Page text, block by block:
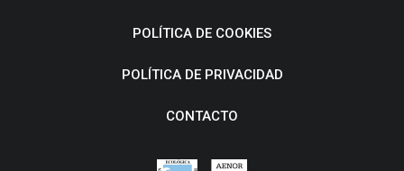
POLÍTICA DE COOKIES
POLÍTICA DE PRIVACIDAD
CONTACTO